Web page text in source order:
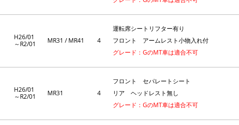
H26/01
～R2/01
MR31 / MR41 4
運転席シートリフター有り
フロント アームレスト小物入れ付
グレード：GのMT車は適合不可
H26/01
～R2/01
MR31 4
フロント セパレートシート
リア ヘッドレスト無し
グレード：GのMT車は適合不可